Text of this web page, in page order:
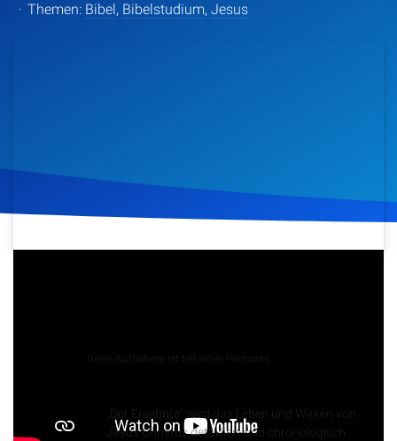
· Themen: Bibel, Bibelstudium, Jesus
Diese Aufnahme ist teil eines Podcasts
„Der Ersehnte“ wird das Leben und Wirken von
Jesus Christus detailliert und chronologisch